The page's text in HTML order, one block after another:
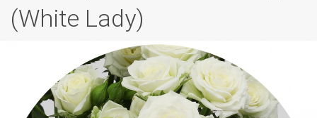
(White Lady)